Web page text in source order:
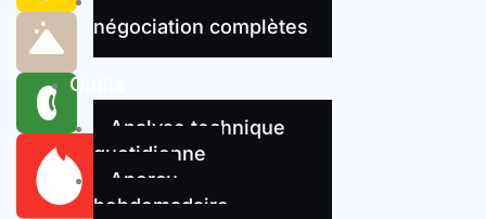
négociation complètes
Outils
Analyse technique
quotidienne
Aperçu
hebdomadaire